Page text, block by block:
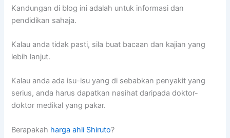
Kandungan di blog ini adalah untuk informasi dan
pendidikan sahaja.
Kalau anda tidak pasti, sila buat bacaan dan kajian yang
lebih lanjut.
Kalau anda ada isu-isu yang di sebabkan penyakit yang
serius, anda harus dapatkan nasihat daripada doktor-
doktor medikal yang pakar.
Berapakah harga ahli Shiruto?